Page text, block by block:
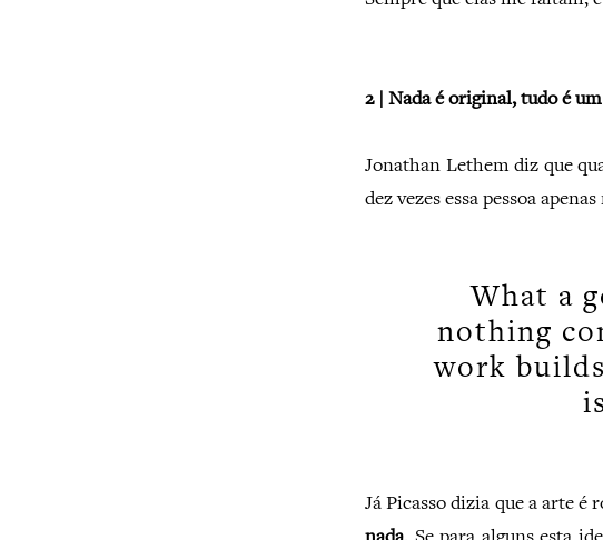
2 | Nada é original, tudo é
Jonathan Lethem diz que
dez vezes essa pessoa
What a
nothing
work
Já Picasso dizia que a arte é